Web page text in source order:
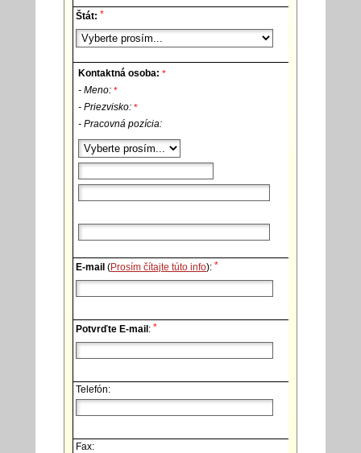
Štát: *
Kontaktná osoba: *
- Meno: *
- Priezvisko: *
- Pracovná pozícia:
E-mail (Prosím čítajte túto info): *
Potvrďte E-mail: *
Telefón:
Fax: